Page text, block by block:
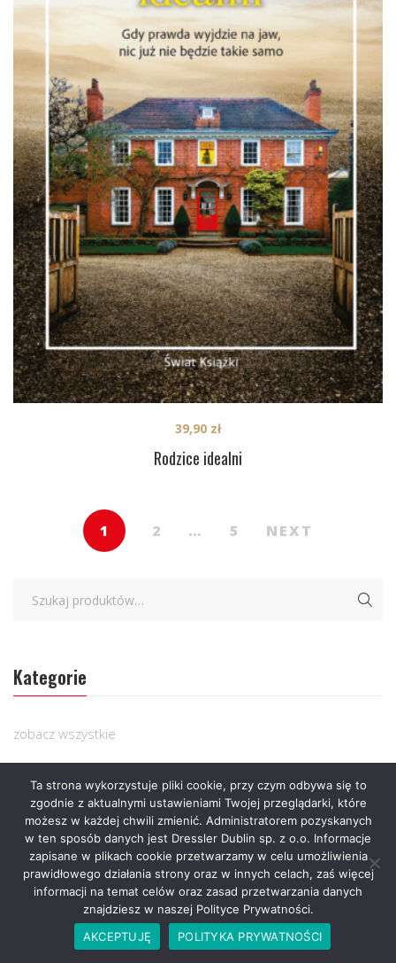
Rodzice idealni
39,90 zł
1 2 … 5 NEXT
Kategorie
zobacz wszystkie
Mroczne Strony – 25.03.2026
Książki
Literatura piękna
Biografie / Wspomnienia
Ta strona wykorzystuje pliki cookie, przy czym odbywa się to
zgodnie z aktualnymi ustawieniami Twojej przeglądarki, które
możesz w każdej chwili zmienić. Administratorem pozyskanych
w ten sposób danych jest Dressler Dublin sp. z o.o. Informacje
zapisane w plikach cookie przetwarzamy w celu umożliwienia
prawidłowego działania strony oraz w innych celach, zaś więcej
informacji na temat celów oraz zasad przetwarzania danych
znajdziesz w naszej Polityce Prywatności.
AKCEPTUJĘ
POLITYKA PRYWATNOŚCI